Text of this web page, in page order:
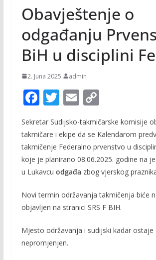
Obavještenje o
odgađanju
BiH u disciplini
2. Juna 2025. admin
F
e
b
o
o
k
T
w
itt
er
E
m
ai
l
C
o
p
y
Li
n
k
Sekretar Sudijsko-takmičarske komisije
takmičare i ekipe da se Kalendarom
takmičenje Federalno prvenstvo u disciplini
koje je planirano 08.06.2025. godine na
u Lukavcu odgađa zbog vjerskog
Novi termin održavanja takmičenja biće
objavljen na stranici SRS F BIH.
Mjesto održavanja i sudijski kadar ostaje
nepromjenjen.